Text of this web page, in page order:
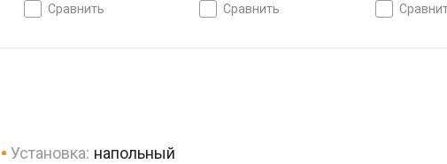
сравнить сравнить
Установка: напольный